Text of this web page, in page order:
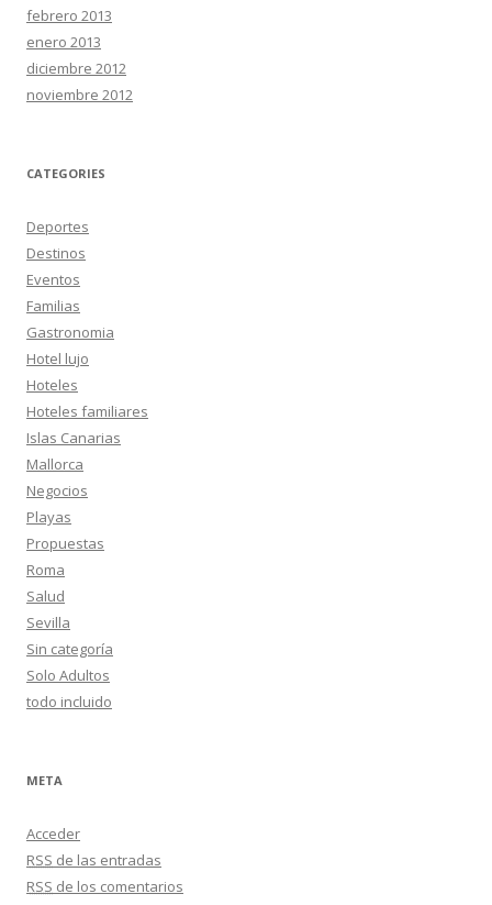
febrero 2013
enero 2013
diciembre 2012
noviembre 2012
CATEGORIES
Deportes
Destinos
Eventos
Familias
Gastronomia
Hotel lujo
Hoteles
Hoteles familiares
Islas Canarias
Mallorca
Negocios
Playas
Propuestas
Roma
Salud
Sevilla
Sin categoría
Solo Adultos
todo incluido
META
Acceder
RSS de las entradas
RSS de los comentarios